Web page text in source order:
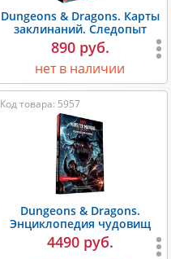
Dungeons & Dragons. Карты
заклинаний. Следопыт
890 руб.
нет в наличии
Код товара: 5957
Dungeons & Dragons.
Энциклопедия чудовищ
4490 руб.